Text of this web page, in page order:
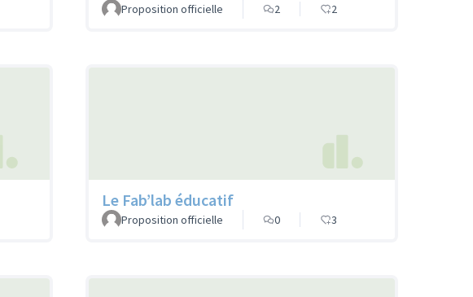
Proposition officielle 2 2
Le Fab’lab éducatif
Proposition officielle 0 3